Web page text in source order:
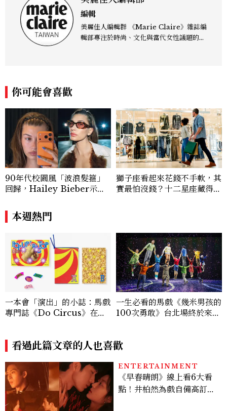
編輯
美麗佳人編輯群 《Marie Claire》雜誌編
輯部專注於時尚、文化與當代女性議題的深
度的內容。 《Marie Claire》始終以敏銳
視角與編輯直覺，引領讀者探索女性多元面
貌與生活品味風格的無限可能。
你可能會喜歡
90年代校園風「波浪髮箍」
回歸，Hailey Bieber示範
u髮箍未開賣先爆紅！
獅子座看起來花錢不手軟，其
實最怕沒錢？十二星座藏得最
本週熱門
一本會「演出」的小誌：馬戲
專門誌《Do Circus》在重
一生必看的馬戲《幾米男孩的
100次勇敢》台北場終於來
看過此篇文章的人也喜歡
ENTERTAINMENT
《早春晴朗》線上看6大看
點！井柏然為戲自備高訂，